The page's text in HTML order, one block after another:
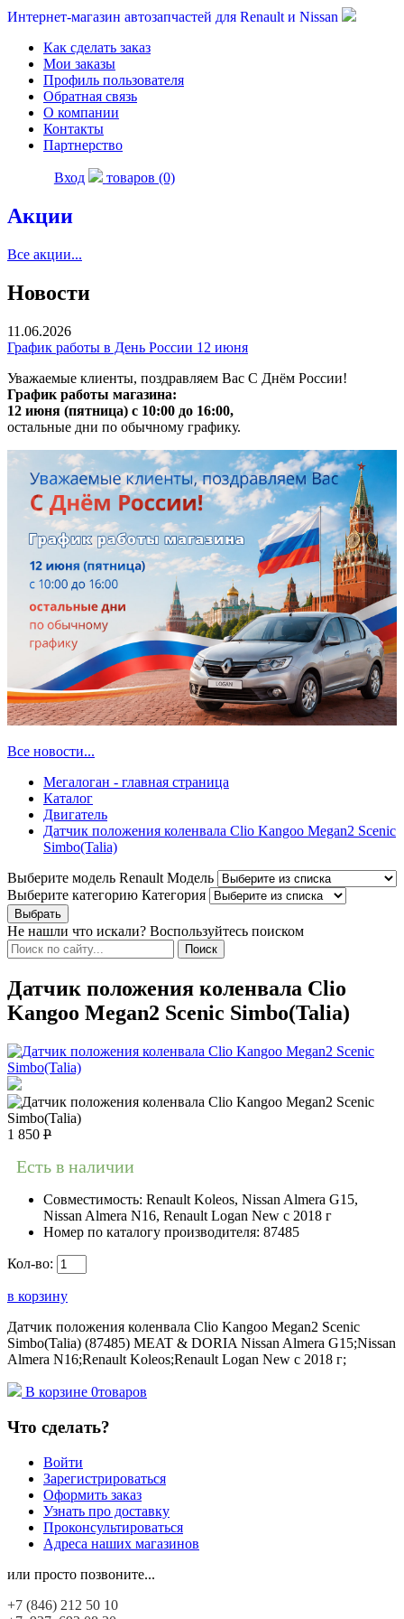
Интернет-магазин автозапчастей для Renault и Nissan
Как сделать заказ
Мои заказы
Профиль пользователя
Обратная связь
О компании
Контакты
Партнерство
Вход товаров (0)
Акции
Все акции...
Новости
11.06.2026
График работы в День России 12 июня
Уважаемые клиенты, поздравляем Вас С Днём России!
График работы магазина:
12 июня (пятница) с 10:00 до 16:00,
остальные дни по обычному графику.
Все новости...
Мегалоган - главная страница
Каталог
Двигатель
Датчик положения коленвала Clio Kangoo Megan2 Scenic
Simbo(Talia)
Выберите модель Renault Модель
Выберите категорию Категория
Не нашли что искали? Воспользуйтесь поиском
Датчик положения коленвала Clio
Kangoo Megan2 Scenic Simbo(Talia)
1 850 Р
Есть в наличии
Совместимость: Renault Koleos, Nissan Almera G15,
Nissan Almera N16, Renault Logan New с 2018 г
Номер по каталогу производителя: 87485
Кол-во:
в корзину
Датчик положения коленвала Clio Kangoo Megan2 Scenic
Simbo(Talia) (87485) MEAT & DORIA Nissan Almera G15;Nissan
Almera N16;Renault Koleos;Renault Logan New с 2018 г;
В корзине 0товаров
Что сделать?
Войти
Зарегистрироваться
Оформить заказ
Узнать про доставку
Проконсультироваться
Адреса наших магазинов
или просто позвоните...
+7 (846) 212 50 10